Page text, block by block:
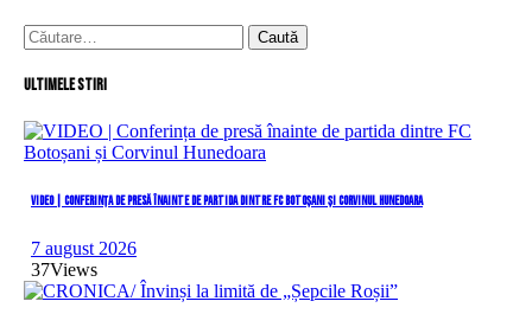
Caută
după:
Ultimele stiri
VIDEO | Conferința de presă înainte de partida dintre FC Botoșani și Corvinul Hunedoara
7 august 2026
37Views